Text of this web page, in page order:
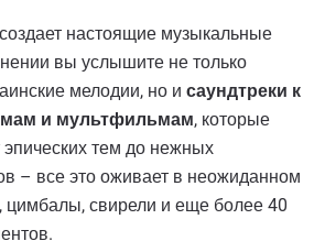
настоящие музыкальные
вы услышите не только
мелодии, но и саундтреки к
и мультфильмам, которые
тем до нежных
– все это оживает в неожиданном
цимбалы, свирели и еще более 40